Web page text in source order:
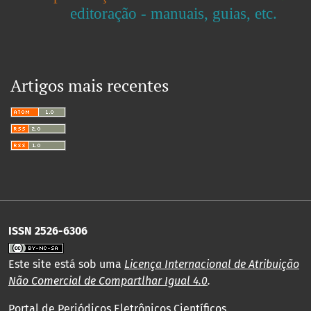
editoração - manuais, guias, etc.
Artigos mais recentes
ISSN 2526-6306
Este site está sob uma Licença Internacional de Atribuição
Não Comercial de Compartlhar Igual 4.0.